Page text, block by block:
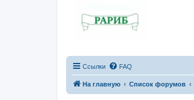
Ссылки FAQ
На главную Список форумов